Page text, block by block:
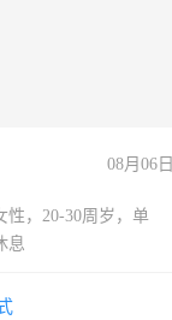
08月06日
性，20-30周岁，单
息